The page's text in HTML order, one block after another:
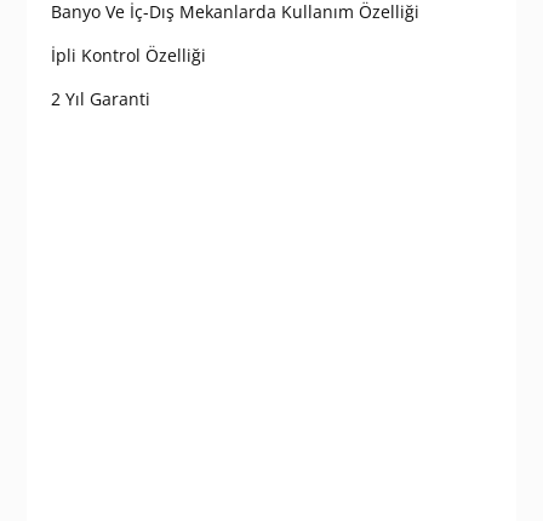
Banyo Ve İç-Dış Mekanlarda Kullanım Özelliği
İpli Kontrol Özelliği
2 Yıl Garanti